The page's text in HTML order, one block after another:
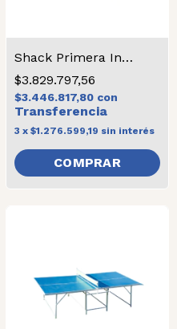
Shack Primera Infancia
$3.829.797,56
$3.446.817,80 con
3 x $1.276.599,19 sin interés